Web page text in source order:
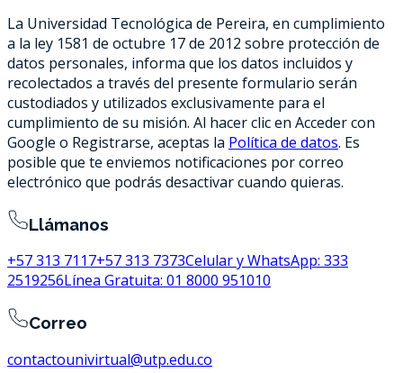
La Universidad Tecnológica de Pereira, en cumplimiento
a la ley 1581 de octubre 17 de 2012 sobre protección de
datos personales, informa que los datos incluidos y
recolectados a través del presente formulario serán
custodiados y utilizados exclusivamente para el
cumplimiento de su misión. Al hacer clic en Acceder con
Google o Registrarse, aceptas la Política de datos. Es
posible que te enviemos notificaciones por correo
electrónico que podrás desactivar cuando quieras.
Llámanos
+57 313 7117+57 313 7373Celular y WhatsApp: 333
2519256Línea Gratuita: 01 8000 951010
Correo
contactounivirtual@utp.edu.co